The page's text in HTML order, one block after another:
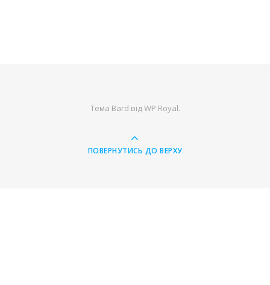
Тема Bard відWP Royal.
ПОВЕРНУТИСЬ ДО ВЕРХУ